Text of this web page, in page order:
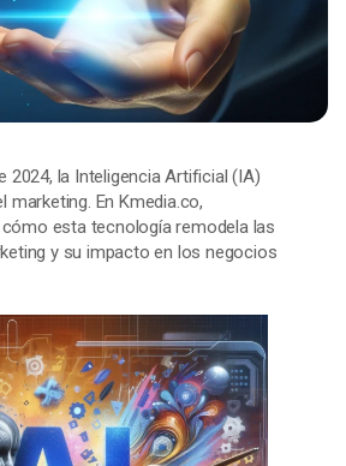
2024, la Inteligencia Artificial (IA)
marketing. En Kmedia.co,
esta tecnología remodela las
y su impacto en los negocios